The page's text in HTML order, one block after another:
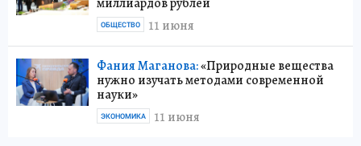
11 июня
ОБЩЕСТВО
Фания Маганова:«Природные вещества
нужно изучать методами современной
науки»
11 июня
ЭКОНОМИКА